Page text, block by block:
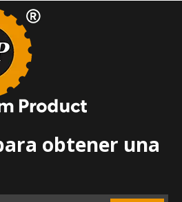
obtener una